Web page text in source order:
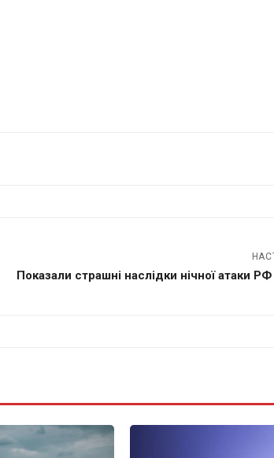
Показали страшні наслідки нічної атаки